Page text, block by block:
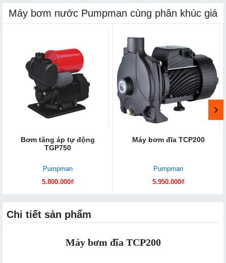
Máy bơm nước Pumpman cùng phân khúc giá
Bơm tăng áp tự động
TGP750
Pumpman
5.800.000₫
Máy bơm đĩa TCP200
Pumpman
5.950.000₫
Chi tiết sản phẩm
Máy bơm đĩa TCP200